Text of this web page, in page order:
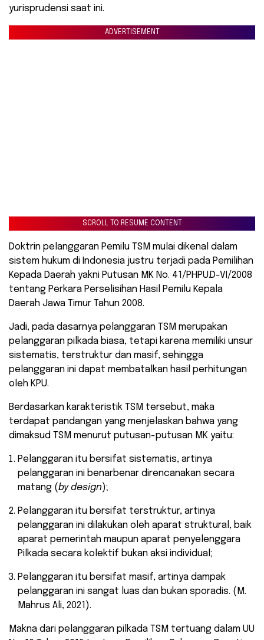
yurisprudensi saat ini.
ADVERTISEMENT
SCROLL TO RESUME CONTENT
Doktrin pelanggaran Pemilu TSM mulai dikenal dalam
sistem hukum di Indonesia justru terjadi pada Pemilihan
Kepada Daerah yakni Putusan MK No. 41/PHPU.D-VI/2008
tentang Perkara Perselisihan Hasil Pemilu Kepala
Daerah Jawa Timur Tahun 2008.
Jadi, pada dasarnya pelanggaran TSM merupakan
pelanggaran pilkada biasa, tetapi karena memiliki unsur
sistematis, terstruktur dan masif, sehingga
pelanggaran ini dapat membatalkan hasil perhitungan
oleh KPU.
Berdasarkan karakteristik TSM tersebut, maka
terdapat pandangan yang menjelaskan bahwa yang
dimaksud TSM menurut putusan-putusan MK yaitu:
Pelanggaran itu bersifat sistematis, artinya
pelanggaran ini benarbenar direncanakan secara
matang (by design);
Pelanggaran itu bersifat terstruktur, artinya
pelanggaran ini dilakukan oleh aparat struktural, baik
aparat pemerintah maupun aparat penyelenggara
Pilkada secara kolektif bukan aksi individual;
Pelanggaran itu bersifat masif, artinya dampak
pelanggaran ini sangat luas dan bukan sporadis. (M.
Mahrus Ali, 2021).
Makna dari pelanggaran pilkada TSM tertuang dalam UU